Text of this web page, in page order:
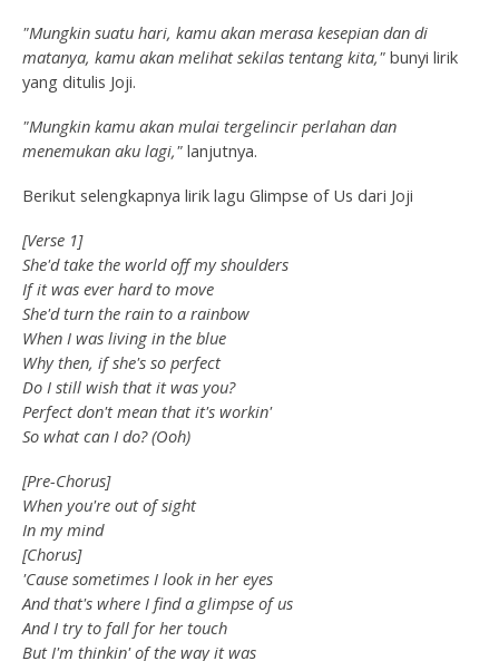
"Mungkin suatu hari, kamu akan merasa kesepian dan di
matanya, kamu akan melihat sekilas tentang kita," bunyi lirik
yang ditulis Joji.
"Mungkin kamu akan mulai tergelincir perlahan dan
menemukan aku lagi," lanjutnya.
Berikut selengkapnya lirik lagu Glimpse of Us dari Joji
[Verse 1]
She'd take the world off my shoulders
If it was ever hard to move
She'd turn the rain to a rainbow
When I was living in the blue
Why then, if she's so perfect
Do I still wish that it was you?
Perfect don't mean that it's workin'
So what can I do? (Ooh)
[Pre-Chorus]
When you're out of sight
In my mind
[Chorus]
'Cause sometimes I look in her eyes
And that's where I find a glimpse of us
And I try to fall for her touch
But I'm thinkin' of the way it was